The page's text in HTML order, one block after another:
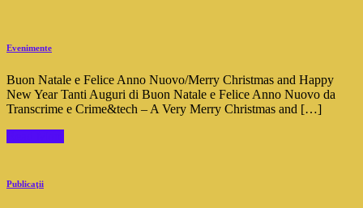
Evenimente
Buon Natale e Felice Anno Nuovo/Merry Christmas and Happy
New Year Tanti Auguri di Buon Natale e Felice Anno Nuovo da
Transcrime e Crime&tech – A Very Merry Christmas and […]
Publicaţii